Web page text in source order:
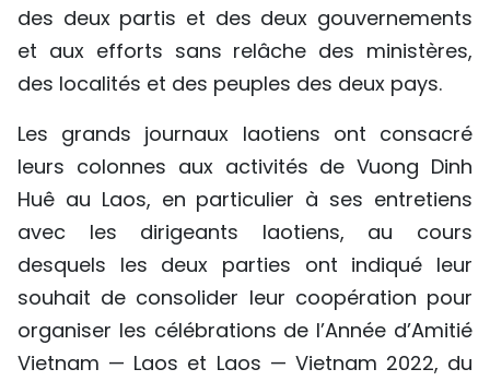
des deux partis et des deux gouvernements
et aux efforts sans relâche des ministères,
des localités et des peuples des deux pays.
Les grands journaux laotiens ont consacré
leurs colonnes aux activités de Vuong Dinh
Huê au Laos, en particulier à ses entretiens
avec les dirigeants laotiens, au cours
desquels les deux parties ont indiqué leur
souhait de consolider leur coopération pour
organiser les célébrations de l’Année d’Amitié
Vietnam — Laos et Laos — Vietnam 2022, du